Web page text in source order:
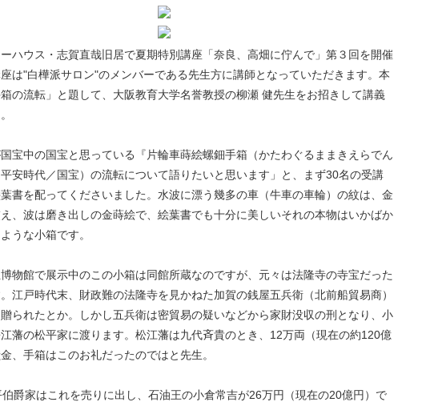
ハウス・志賀直哉旧居で夏期特別講座「奈良、高畑に佇んで」第３回を開催
は"白樺派サロン"のメンバーである先生方に講師となっていただきます。本
の流転」と題して、大阪教育大学名誉教授の柳瀬 健先生をお招きして講義
国宝中の国宝と思っている『片輪車蒔絵螺鈿手箱（かたわぐるままきえらでん
安時代／国宝）の流転について語りたいと思います」と、まず30名の受講
書を配ってくださいました。水波に漂う幾多の車（牛車の車輪）の紋は、金
、波は磨き出しの金蒔絵で、絵葉書でも十分に美しいそれの本物はいかばか
うな小箱です。
物館で展示中のこの小箱は同館所蔵なのですが、元々は法隆寺の寺宝だった
江戸時代末、財政難の法隆寺を見かねた加賀の銭屋五兵衛（北前船貿易商）
られたとか。しかし五兵衛は密貿易の疑いなどから家財没収の刑となり、小
藩の松平家に渡ります。松江藩は九代斉貴のとき、12万両（現在の約120億
、手箱はこのお礼だったのではと先生。
爵家はこれを売りに出し、石油王の小倉常吉が26万円（現在の20億円）で